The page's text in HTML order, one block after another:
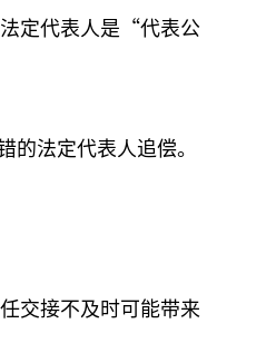
定代表人是“代表公
的法定代表人追偿。
交接不及时可能带来